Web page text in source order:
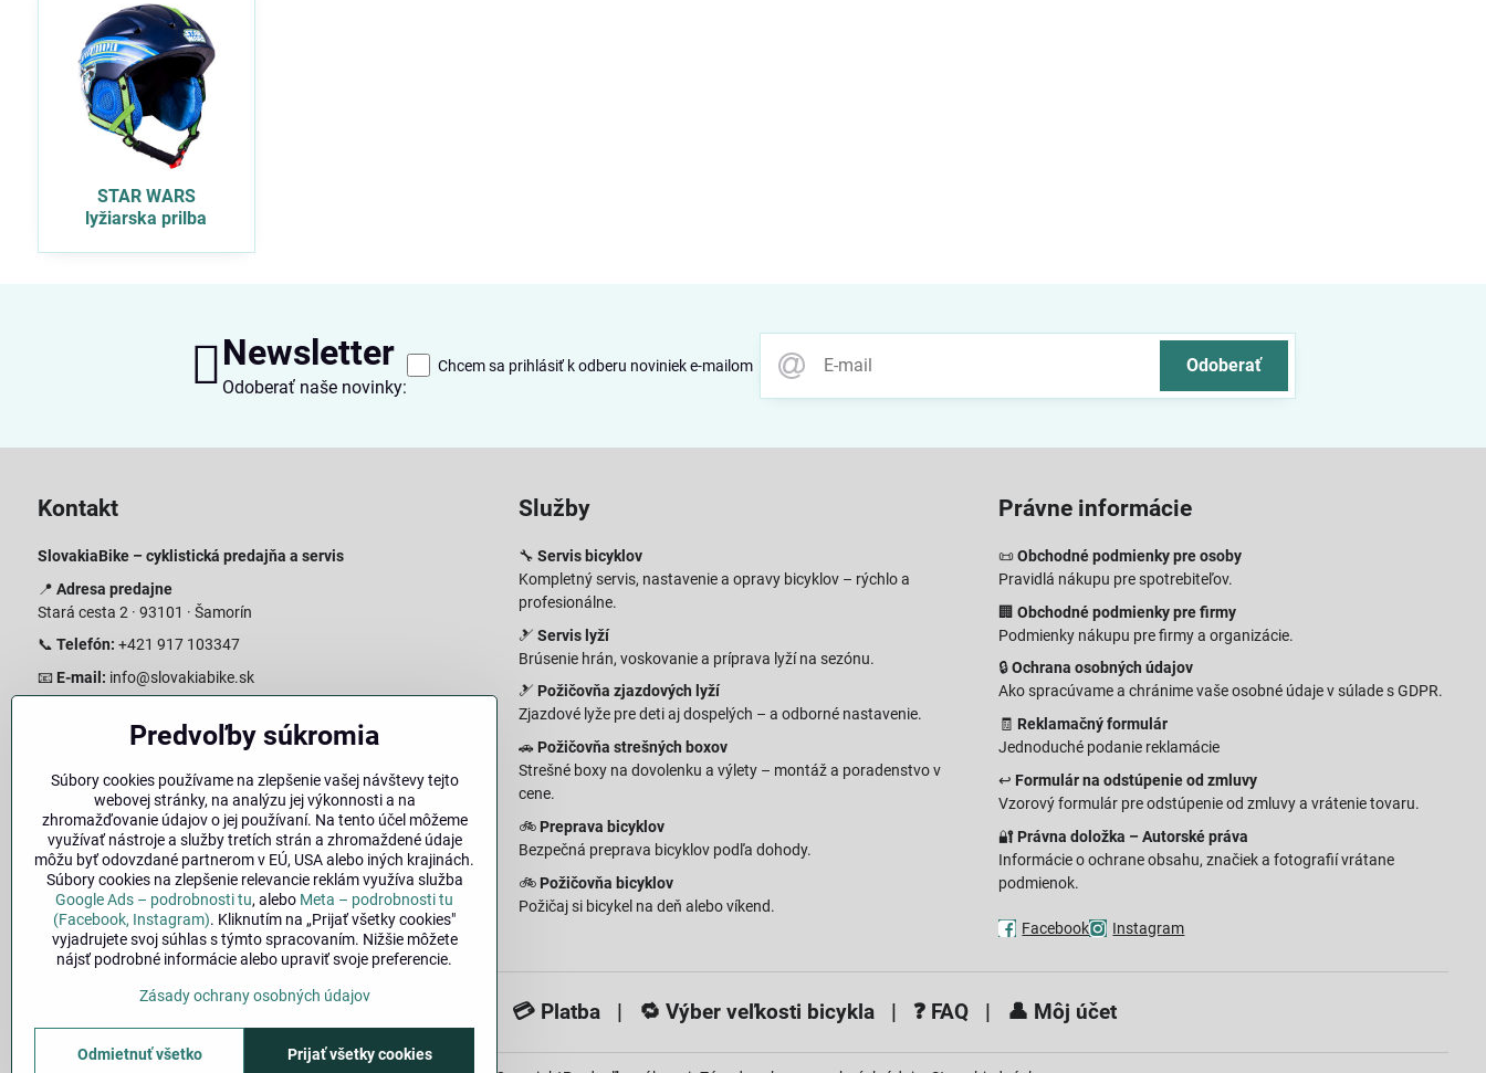
STAR WARS
lyžiarska prilba
Newsletter
Odoberať naše novinky:
Odoberať
Chcem sa prihlásiť k odberu noviniek e-mailom
Kontakt
SlovakiaBike – cyklistická predajňa a servis
📍 Adresa predajne
Stará cesta 2 · 93101 · Šamorín
📞 Telefón: +421 917 103347
📧 E-mail: info@slovakiabike.sk
Pondelok–Piatok: 08:00–17:00 Streda 08:00-16:00
Nedeľa: Zatvorené
👉Zobraziť predajňu na mape(Google Maps trasa)
Služby
🔧 Servis bicyklov
Kompletný servis, nastavenie a opravy bicyklov – rýchlo a
profesionálne.
🎿 Servis lyží
Brúsenie hrán, voskovanie a príprava lyží na sezónu.
🎿 Požičovňa zjazdových lyží
Zjazdové lyže pre deti aj dospelých – a odborné nastavenie.
🚗 Požičovňa strešných boxov
Strešné boxy na dovolenku a výlety – montáž a poradenstvo v
cene.
🚲 Preprava bicyklov
Bezpečná preprava bicyklov podľa dohody.
🚲 Požičovňa bicyklov
Požičaj si bicykel na deň alebo víkend.
Právne informácie
📜Obchodné podmienky pre osoby
Pravidlá nákupu pre spotrebiteľov.
🏢Obchodné podmienky pre firmy
Podmienky nákupu pre firmy a organizácie.
🔒Ochrana osobných údajov
Ako spracúvame a chránime vaše osobné údaje v súlade s GDPR.
🧾 Reklamačný formulár
Jednoduché podanie reklamácie
↩️ Formulár na odstúpenie od zmluvy
Vzorový formulár pre odstúpenie od zmluvy a vrátenie tovaru.
🔐 Právna doložka – Autorské práva
Informácie o ochrane obsahu, značiek a fotografií vrátane
podmienok.
Facebook Instagram
| 💳 Platba | 🔁Výber veľkosti bicykla | ❓ FAQ | 👤 Môj účet
Predvoľby súkromia
Súbory cookies používame na zlepšenie vašej návštevy tejto
webovej stránky, na analýzu jej výkonnosti a na
zhromažďovanie údajov o jej používaní. Na tento účel môžeme
využívať nástroje a služby tretích strán a zhromaždené údaje
môžu byť odovzdané partnerom v EÚ, USA alebo iných krajinách.
Súbory cookies na zlepšenie relevancie reklám využíva služba
Google Ads – podrobnosti tu, alebo Meta – podrobnosti tu
(Facebook, Instagram). Kliknutím na „Prijať všetky cookies"
vyjadrujete svoj súhlas s týmto spracovaním. Nižšie môžete
nájsť podrobné informácie alebo upraviť svoje preferencie.
Zásady ochrany osobných údajov
Prijať všetky cookies
Odmietnuť všetko